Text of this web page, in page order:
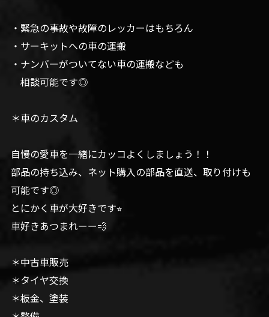
・緊急の事故や故障のレッカーはもちろん
・サーキットへの車の運搬
・ナンバーがついてない車の運搬なども
相談可能です◎
＊車のカスタム
自慢の愛車を一緒にカッコよくしましょう！！
部品の持ち込み、ネット購入の部品を直送、取り付けも
可能です◎
とにかく車が大好きです⭐︎
車好きあつまれーー💨
＊中古車販売
＊タイヤ交換
＊板金、塗装